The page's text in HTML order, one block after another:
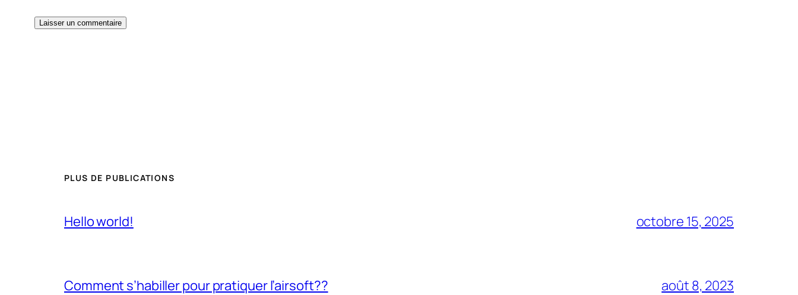
PLUS DE PUBLICATIONS
Hello world! octobre 15, 2025
Comment s’habiller pour pratiquer l’airsoft?? août 8, 2023